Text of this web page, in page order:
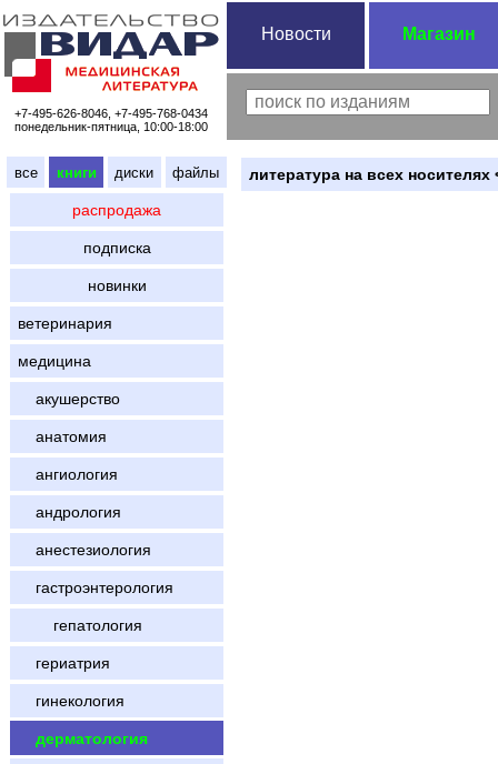
+7-495-626-8046, +7-495-768-0434
понедельник-пятница, 10:00-18:00
Новости Магазин
все книги диски файлы
распродажа
подписка
новинки
ветеринария
медицина
акушерство
анатомия
ангиология
андрология
анестезиология
гастроэнтерология
гепатология
гериатрия
гинекология
дерматология
литература на всех носителях